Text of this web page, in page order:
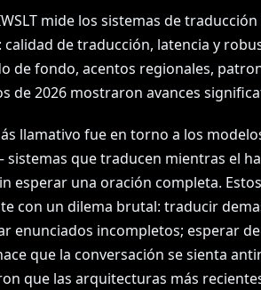
mide los sistemas de
calidad de traducción, latencia y
de fondo, acentos regionales,
de 2026 mostraron avances
llamativo fue en torno a los
que traducen mientras el
esperar una oración completa.
con un dilema brutal: traducir
enunciados incompletos; esperar
que la conversación se sienta
que las arquitecturas más